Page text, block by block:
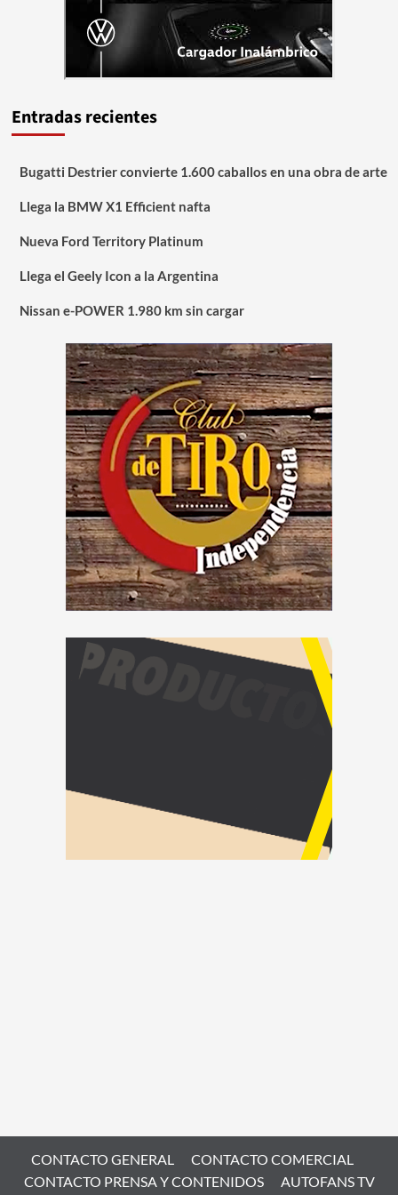
Entradas recientes
Bugatti Destrier convierte 1.600 caballos en una obra de arte
Llega la BMW X1 Efficient nafta
Nueva Ford Territory Platinum
Llega el Geely Icon a la Argentina
Nissan e-POWER 1.980 km sin cargar
CONTACTO GENERAL
CONTACTO COMERCIAL
CONTACTO PRENSA Y CONTENIDOS
AUTOFANS TV